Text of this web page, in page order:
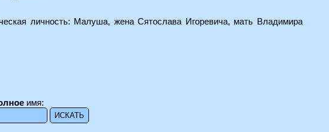
личность: Малуша, жена Сятослава Игоревича, мать Владимира
имя: